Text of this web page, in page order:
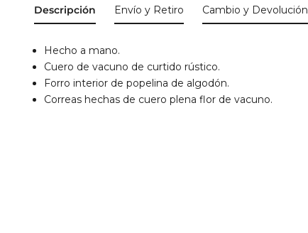
Descripción
Hecho a mano.
Cuero de vacuno de curtido rústico.
Forro interior de popelina de algodón.
Correas hechas de cuero plena flor de vacuno.
Envío y Retiro Cambio y Devolución